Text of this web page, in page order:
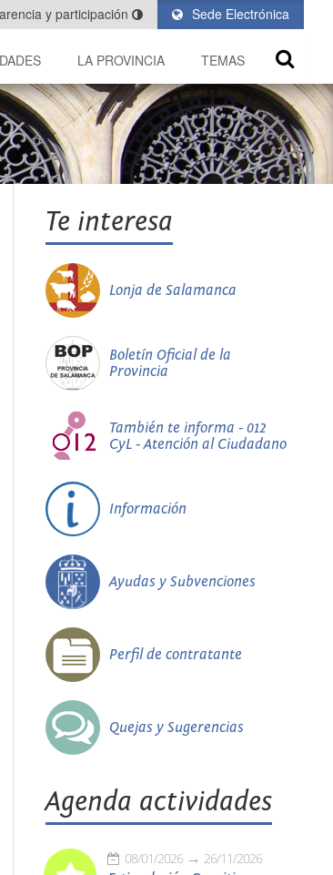
Sede Electrónica
y participación
LA PROVINCIA TEMAS
Te interesa
Lonja de Salamanca
Boletín Oficial de la
Provincia
También te informa - 012
CyL - Atención al Ciudadano
Información
Ayudas y Subvenciones
Perfil de contratante
Quejas y Sugerencias
Agenda actividades
08/01/2026 26/11/2026